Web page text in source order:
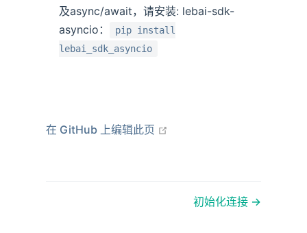
及async/await，请安装: lebai-sdk-
asyncio：
pip install
lebai_sdk_asyncio
在 GitHub 上编辑此页
初始化连接